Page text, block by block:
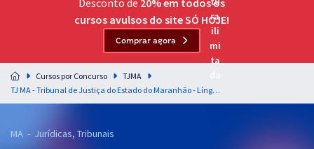
Residências Multiprofissionais
Preparação completa e intensiva para as principais
residências em saúde do Brasil
Desconto de 20% em todos os
cursos avulsos do site SÓ HOJE!
Comprar agora
Cursos por Concurso
TJMA
TJ MA - Tribunal de Justiça do Estado do Maranhão - Língua Portuguesa para Todos os Cargos - Professores: Elias Santana e Vânia Araújo (Pós-Edital)
MA - Jurídicas, Tribunais